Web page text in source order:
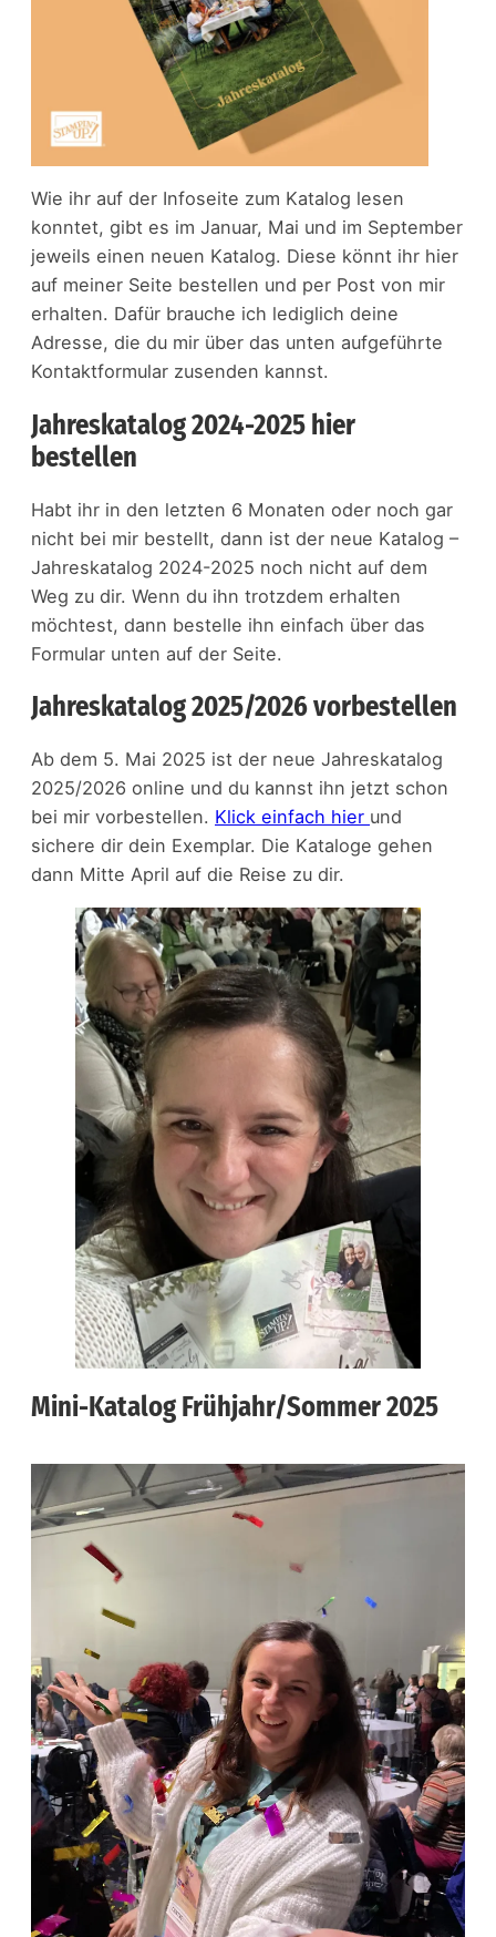
Wie ihr auf der Infoseite zum Katalog lesen
konntet, gibt es im Januar, Mai und im September
jeweils einen neuen Katalog. Diese könnt ihr hier
auf meiner Seite bestellen und per Post von mir
erhalten. Dafür brauche ich lediglich deine
Adresse, die du mir über das unten aufgeführte
Kontaktformular zusenden kannst.
Jahreskatalog 2024-2025 hier
bestellen
Habt ihr in den letzten 6 Monaten oder noch gar
nicht bei mir bestellt, dann ist der neue Katalog –
Jahreskatalog 2024-2025 noch nicht auf dem
Weg zu dir. Wenn du ihn trotzdem erhalten
möchtest, dann bestelle ihn einfach über das
Formular unten auf der Seite.
Jahreskatalog 2025/2026 vorbestellen
Ab dem 5. Mai 2025 ist der neue Jahreskatalog
2025/2026 online und du kannst ihn jetzt schon
bei mir vorbestellen. Klick einfach hier und
sichere dir dein Exemplar. Die Kataloge gehen
dann Mitte April auf die Reise zu dir.
Mini-Katalog Frühjahr/Sommer 2025